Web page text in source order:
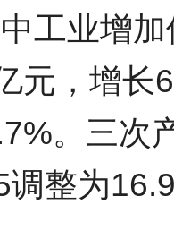
工业增
元，增长
。三次
调整为